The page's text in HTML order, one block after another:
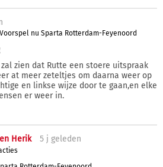
Voorspel nu Sparta Rotterdam-Feyenoord
zien dat Rutte een stoere uitspraak
at meer zeteltjes om daarna weer op
en linkse wijze door te gaan,en elke
er weer in.
Herik 5 j geleden